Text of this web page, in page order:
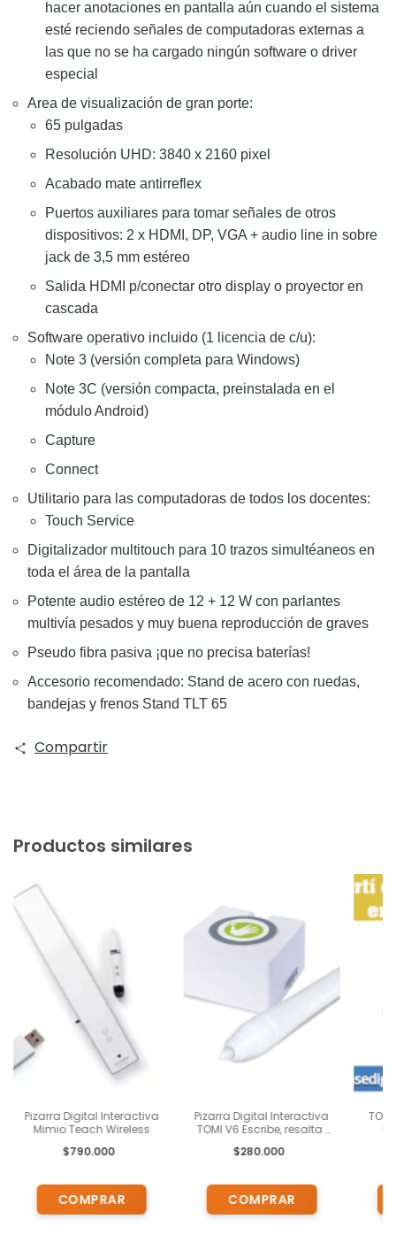
hacer anotaciones en pantalla aún cuando el sistema
esté reciendo señales de computadoras externas a
las que no se ha cargado ningún software o driver
especial
Area de visualización de gran porte:
65 pulgadas
Resolución UHD: 3840 x 2160 pixel
Acabado mate antirreflex
Puertos auxiliares para tomar señales de otros
dispositivos: 2 x HDMI, DP, VGA + audio line in sobre
jack de 3,5 mm estéreo
Salida HDMI p/conectar otro display o proyector en
cascada
Software operativo incluido (1 licencia de c/u):
Note 3 (versión completa para Windows)
Note 3C (versión compacta, preinstalada en el
módulo Android)
Capture
Connect
Utilitario para las computadoras de todos los docentes:
Touch Service
Digitalizador multitouch para 10 trazos simultéaneos en
toda el área de la pantalla
Potente audio estéreo de 12 + 12 W con parlantes
multivía pesados y muy buena reproducción de graves
Pseudo fibra pasiva ¡que no precisa baterías!
Accesorio recomendado: Stand de acero con ruedas,
bandejas y frenos Stand TLT 65
Compartir
Productos similares
Pizarra Digital Interactiva
Mimio Teach Wireless
$790.000
Pizarra Digital Interactiva
TOMI V6 Escribe, resalta ,
alumnos con este
Plataforma y su APP
.Industria Argentina
$280.000